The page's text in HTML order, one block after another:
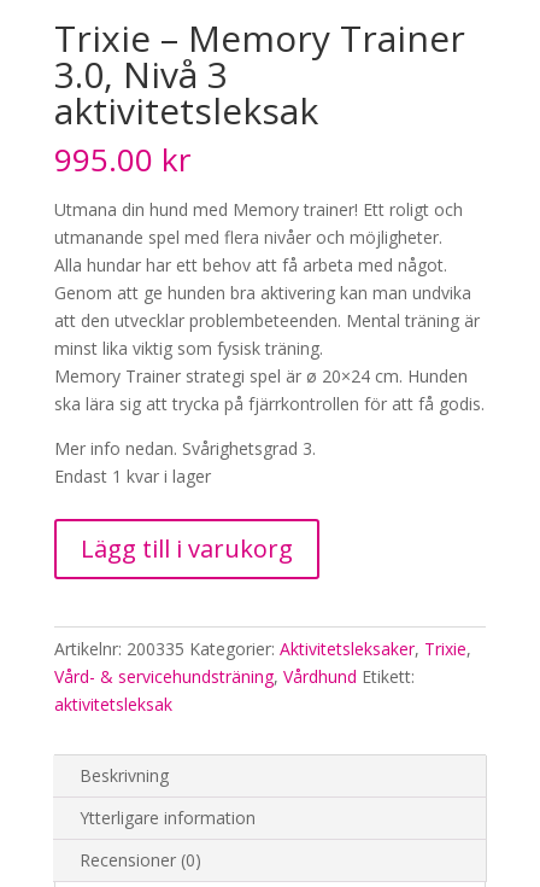
Trixie – Memory Trainer
3.0, Nivå 3
aktivitetsleksak
995.00 kr
Utmana din hund med Memory trainer! Ett roligt och
utmanande spel med flera nivåer och möjligheter.
Alla hundar har ett behov att få arbeta med något.
Genom att ge hunden bra aktivering kan man undvika
att den utvecklar problembeteenden. Mental träning är
minst lika viktig som fysisk träning.
Memory Trainer strategi spel är ø 20×24 cm. Hunden
ska lära sig att trycka på fjärrkontrollen för att få godis.
Mer info nedan. Svårighetsgrad 3.
Endast 1 kvar i lager
Memory
3.0,
Nivå
3
mängd
Lägg till i varukorg
Artikelnr: 200335 Kategorier: Aktivitetsleksaker, Trixie,
Vård- & servicehundsträning, Vårdhund Etikett:
aktivitetsleksak
Beskrivning
Ytterligare information
Recensioner (0)